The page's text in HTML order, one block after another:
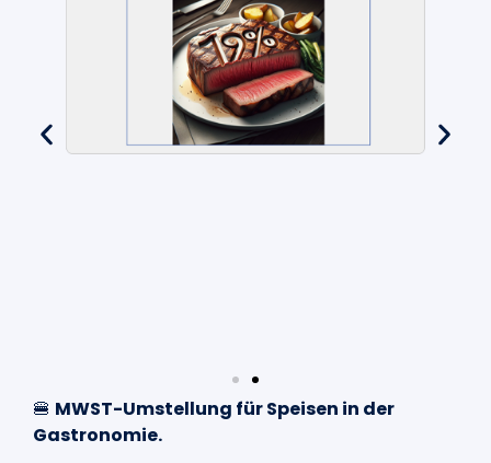
🍔 MWST-Umstellung für Speisen in der
Gastronomie.